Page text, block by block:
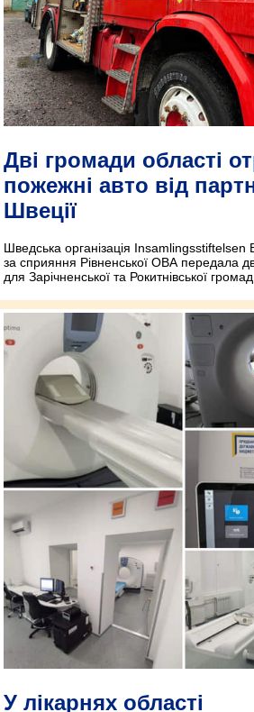
Дві громади області
пожежні авто від
Швеції
Шведська організація Insamlings­stiftelsen
за сприяння Рівненської ОВА передала
для Зарічненської та Рокитнівської
У лікарнях області